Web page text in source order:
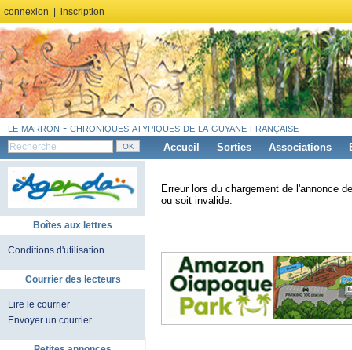
connexion inscription
le marron - chroniques atypiques de la guyane française
Accueil Sorties Associations
Boîtes aux lettres
Conditions d'utilisation
Courrier des lecteurs
Lire le courrier
Envoyer un courrier
Erreur lors du chargement de l'annonce
ou soit invalide.